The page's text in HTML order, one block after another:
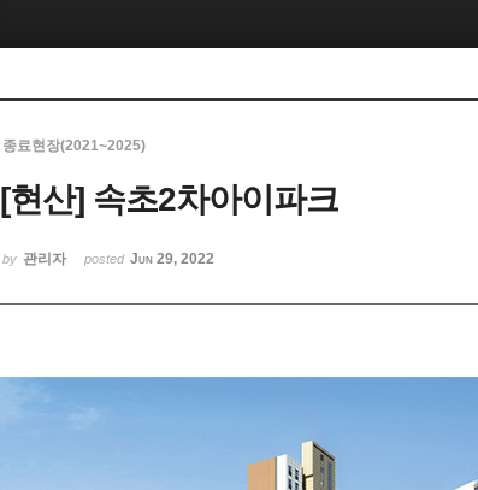
종료현장(2021~2025)
[현산] 속초2차아이파크
by 관리자 posted Jun 29, 2022